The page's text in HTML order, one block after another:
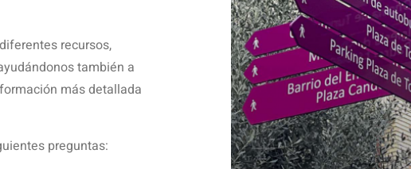
recursos,
también a
más detallada
preguntas: